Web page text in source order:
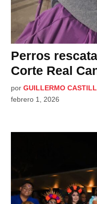
Perros
Corte Real
por GUILLERMO
febrero 1, 2026